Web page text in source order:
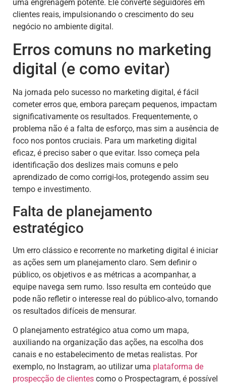
uma engrenagem potente. Ele converte seguidores em
clientes reais, impulsionando o crescimento do seu
negócio no ambiente digital.
Erros comuns no marketing
digital (e como evitar)
Na jornada pelo sucesso no marketing digital, é fácil
cometer erros que, embora pareçam pequenos, impactam
significativamente os resultados. Frequentemente, o
problema não é a falta de esforço, mas sim a ausência de
foco nos pontos cruciais. Para um marketing digital
eficaz, é preciso saber o que evitar. Isso começa pela
identificação dos deslizes mais comuns e pelo
aprendizado de como corrigi-los, protegendo assim seu
tempo e investimento.
Falta de planejamento
estratégico
Um erro clássico e recorrente no marketing digital é iniciar
as ações sem um planejamento claro. Sem definir o
público, os objetivos e as métricas a acompanhar, a
equipe navega sem rumo. Isso resulta em conteúdo que
pode não refletir o interesse real do público-alvo, tornando
os resultados difíceis de mensurar.
O planejamento estratégico atua como um mapa,
auxiliando na organização das ações, na escolha dos
canais e no estabelecimento de metas realistas. Por
exemplo, no Instagram, ao utilizar uma plataforma de
prospecção de clientes como o Prospectagram, é possível